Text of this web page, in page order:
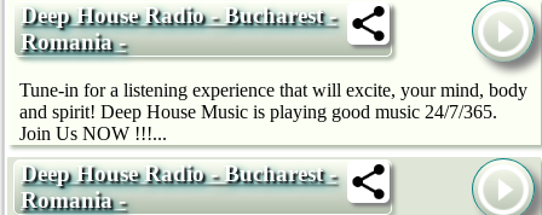
Deep House Radio - Bucharest -
Romania -
Tune-in for a listening experience that will excite, your mind, body
and spirit! Deep House Music is playing good music 24/7/365.
Join Us NOW !!!...
Deep House Radio - Bucharest -
Romania -